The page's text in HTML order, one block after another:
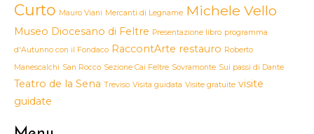
Curto Mauro Viani Mercanti di Legname Michele Vello
Museo Diocesano di Feltre Presentazione libro programma
d'Autunno con il Fondaco RaccontArte restauro Roberto
Manescalchi San Rocco Sezione Cai Feltre Sovramonte Sui passi di Dante
Teatro de la Sena Treviso Visita guidata Visite gratuite visite
guidate